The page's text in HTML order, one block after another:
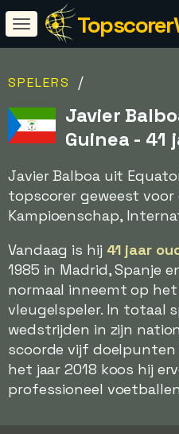
SPELERS /
Javier
Guinea - 41
Javier Balboa uit
topscorer geweest voor
Kampioenschap,
Vandaag is hij 41 jaar
1985 in Madrid, Spanje
normaal inneemt op
vleugelspeler. In totaal
wedstrijden in zijn
scoorde vijf doelpunten
het jaar 2018 koos hij
professioneel voetballen